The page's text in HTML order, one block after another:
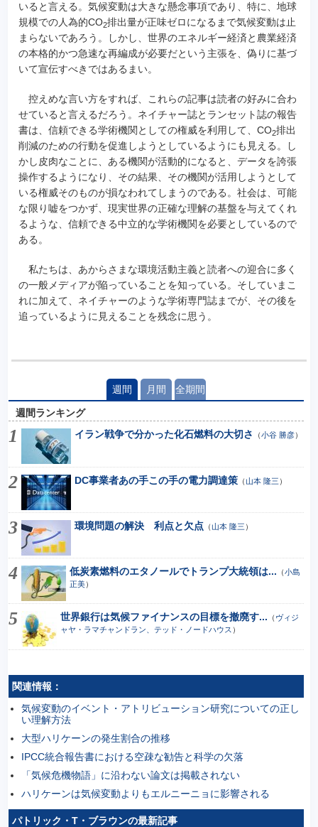
いると言える。気候変動は大きな懸念事項であり、特に、地球
規模での人為的CO2排出量が正味ゼロになるまで気候変動は止
まらないであろう。しかし、世界のエネルギー経済と農業経済
の本格的かつ急速な再編成が必要だという主張を、偽りに基づ
いて宣伝すべきではあるまい。
控えめな言い方をすれば、これらの記事は読者の好みに合わ
せていると言えるだろう。ネイチャー誌とランセット誌の報告
書は、信頼できる学術機関としての権威を利用して、CO2排出
削減のための行動を促進しようとしているようにも見える。し
かし皮肉なことに、ある機関が活動的になると、データを誇張
操作するようになり、その結果、その機関が活用しようとして
いる権威そのものが損なわれてしまうのである。社会は、可能
な限り嘘をつかず、現実世界の正確な理解の基盤を与えてくれ
るような、信頼できる中立的な学術機関を必要としているので
ある。
私たちは、あからさまな環境活動主義と読者への迎合に多く
の一般メディアが陥っていることを知っている。そしていまこ
れに加えて、ネイチャーのような学術専門誌までが、その後を
追っているように見えることを残念に思う。
週間 月間 全期間
週間ランキング
イラン戦争で分かった化石燃料の大切さ
（小谷 勝彦）
DC事業者あの手この手の電力調達策（山本 隆三 ）
環境問題の解決 利点と欠点 （山本 隆三 ）
低炭素燃料のエタノールでトランプ大統領は... （小島
正美）
世界銀行は気候ファイナンスの目標を撤廃す... （ ヴィジ
ャヤ・ラマチャンドラン、テッド・ノードハウス ）
関連情報：
気候変動のイベント・アトリビューション研究についての正し
い理解方法
大型ハリケーンの発生割合の推移
IPCC統合報告書における空疎な勧告と科学の欠落
「気候危機物語」に沿わない論文は掲載されない
ハリケーンは気候変動よりもエルニーニョに影響される
パトリック・T・ブラウンの最新記事